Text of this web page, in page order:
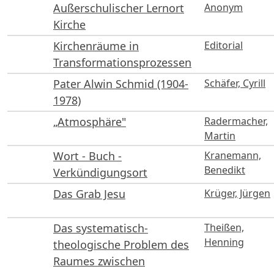
Außerschulischer Lernort
Kirche
Anonym
Kirchenräume in
Transformationsprozessen
Editorial
Pater Alwin Schmid (1904-
1978)
Schäfer, Cyrill
„Atmosphäre"
Radermacher,
Martin
Wort - Buch -
Verkündigungsort
Kranemann,
Benedikt
Das Grab Jesu Krüger, Jürgen
Das systematisch-
theologische Problem des
Raumes zwischen
Theißen,
Henning